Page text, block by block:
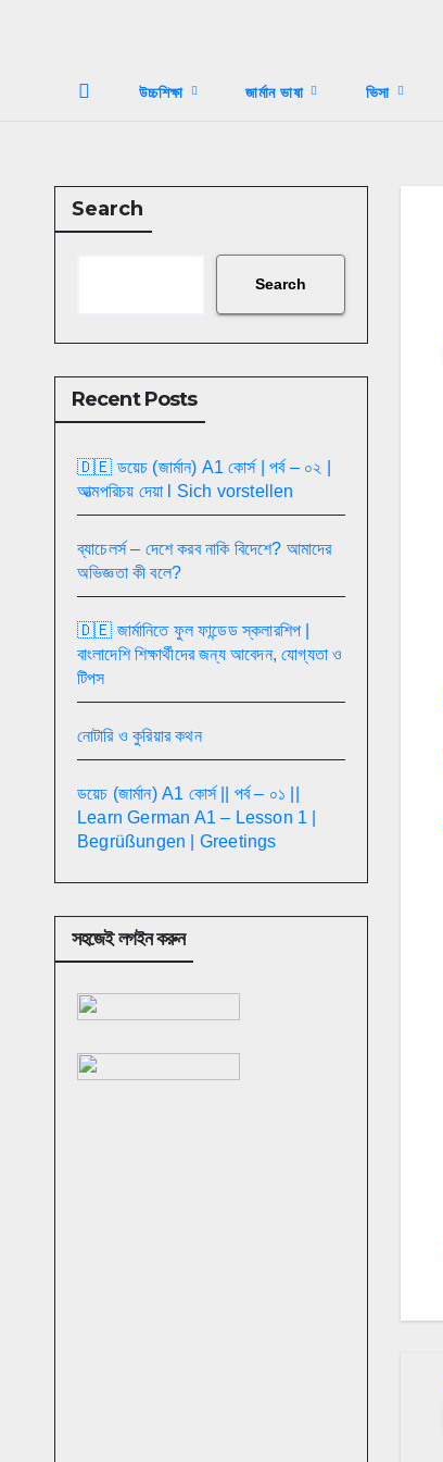
উচ্চশিক্ষা জার্মান ভাষা ভিসা
Search
Search
Recent Posts
🇩🇪 ডয়েচ (জার্মান) A1 কোর্স | পর্ব – ০২ |
আত্মপরিচয় দেয়া l Sich vorstellen
ব্যাচেলর্স – দেশে করব নাকি বিদেশে? আমাদের
অভিজ্ঞতা কী বলে?
🇩🇪 জার্মানিতে ফুল ফান্ডেড স্কলারশিপ |
বাংলাদেশি শিক্ষার্থীদের জন্য আবেদন, যোগ্যতা ও
টিপস
নোটারি ও কুরিয়ার কথন
ডয়েচ (জার্মান) A1 কোর্স || পর্ব – ০১ ||
Learn German A1 – Lesson 1 |
Begrüßungen | Greetings
সহজেই লগইন করুন